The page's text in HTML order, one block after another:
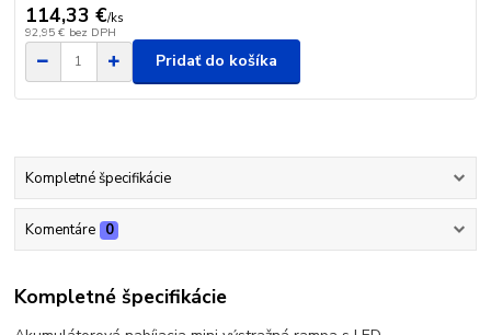
114,33 €/ks
92,95 € bez DPH
Pridať do košíka
Kompletné špecifikácie
Komentáre 0
Kompletné špecifikácie